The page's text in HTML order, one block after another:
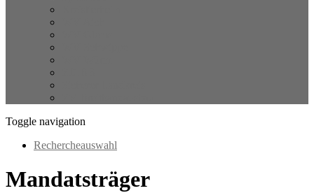
Toggle navigation
Rechercheauswahl
Mandatsträger